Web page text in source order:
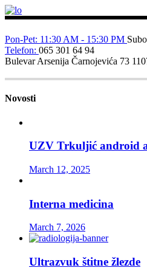
Pon-Pet: 11:30 AM - 15:30 PM
Telefon: 065 301 64 94
Bulevar Arsenija Čarnojevića 73
Novosti
UZV Trkuljić android
March 12, 2025
Interna medicina
March 7, 2026
Ultrazvuk štitne žlezde